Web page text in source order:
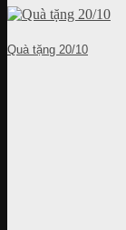
Quà tặng 20/10